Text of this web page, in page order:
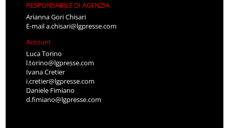
RESPONSABILE DI AGENZIA
Arianna Gori Chisari
E-maila.chisari@lgpresse.com
Account
Luca Torino
l.torino@lgpresse.com
Ivana Cretier
i.cretier@lgpresse.com
Daniele Fimiano
d.fimiano@lgpresse.com